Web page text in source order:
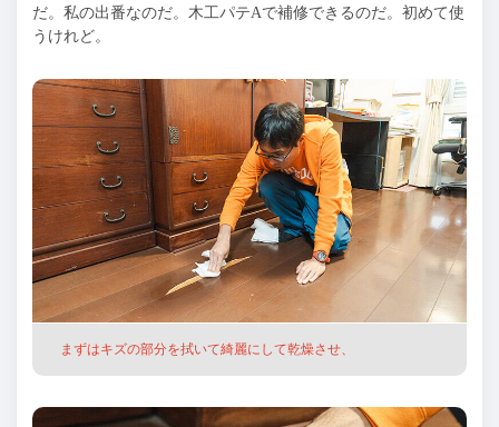
だ。私の出番なのだ。木工パテAで補修できるのだ。初めて使
うけれど。
まずはキズの部分を拭いて綺麗にして乾燥させ、